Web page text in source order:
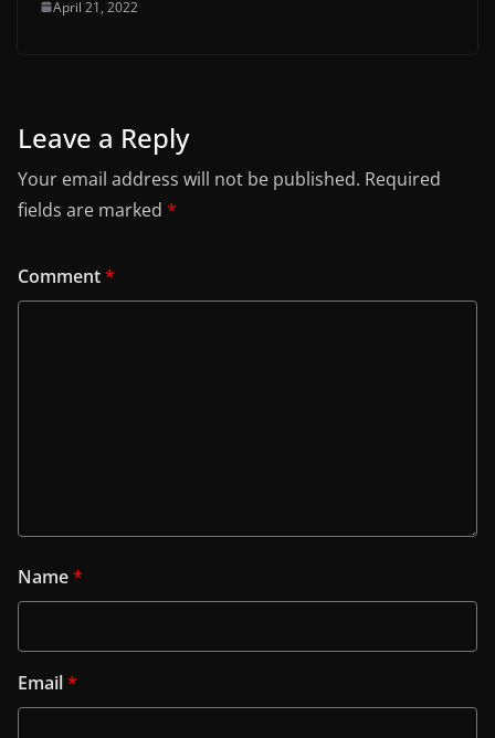
April 21, 2022
Leave a Reply
Your email address will not be published. Required
fields are marked *
Comment*
Name*
Email*